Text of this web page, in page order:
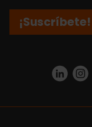
¡Suscríbete!
https://www.linkedin.com/